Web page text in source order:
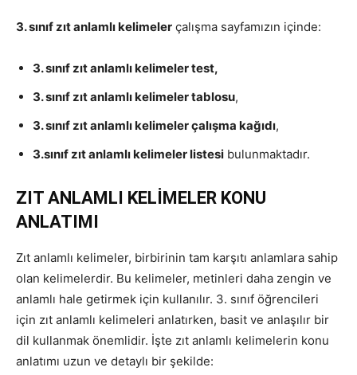
3. sınıf zıt anlamlı kelimeler çalışma sayfamızın içinde:
3. sınıf zıt anlamlı kelimeler test,
3. sınıf zıt anlamlı kelimeler tablosu,
3. sınıf zıt anlamlı kelimeler çalışma kağıdı,
3.sınıf zıt anlamlı kelimeler listesi bulunmaktadır.
ZIT ANLAMLI KELİMELER KONU
ANLATIMI
Zıt anlamlı kelimeler, birbirinin tam karşıtı anlamlara sahip
olan kelimelerdir. Bu kelimeler, metinleri daha zengin ve
anlamlı hale getirmek için kullanılır. 3. sınıf öğrencileri
için zıt anlamlı kelimeleri anlatırken, basit ve anlaşılır bir
dil kullanmak önemlidir. İşte zıt anlamlı kelimelerin konu
anlatımı uzun ve detaylı bir şekilde: